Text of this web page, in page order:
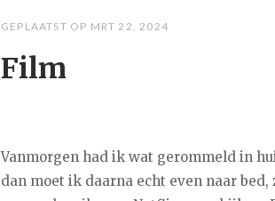
GEPLAATST OP MRT 22, 2024
Film
Vanmorgen had ik wat gerommeld in
dan moet ik daarna echt even naar